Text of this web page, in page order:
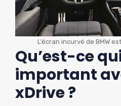
L’écran incurvé de BMW
Qu’est-ce
important
xDrive ?